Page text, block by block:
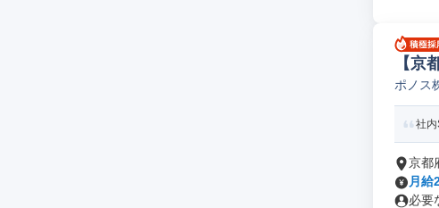
【京
ンジ
ポノス
社
京都
月給
必要